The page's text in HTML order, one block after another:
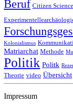
Beruf Citizen Science
Kolonialismus
Matriarchat Methode
Politik Politk
Theorie video Übersicht
Impressum